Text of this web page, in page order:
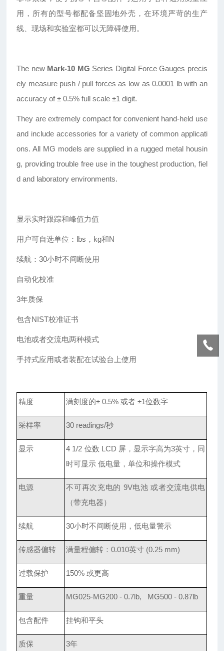
用，所有的型号都配备坚固地外壳，在环境严苛的生产
线、现场和实验室都可以无障碍使用。
The new Mark-10 MG Series Digital Force Gauges precis
ely measure push / pull forces as low as 0.0001 lb with an
accuracy of ± 0.5% full scale ±1 digit.
They are extremely compact for convenient hand-held use
and include accessories for a variety of common applicati
ons. All MG models are supplied in a rugged metal housin
g, providing trouble free use in the toughest production, fiel
d and laboratory environments.
显示实时跟踪和峰值力值
用户可自选单位：lbs，kg和N
续航：30小时不间断使用
自动化校准
3年质保
包含NIST校准证书
电池或者交流电两种模式
手持式应用或者装配在试验台上使用
精度 满刻度的± 0.5% 或者 ±1位数字
采样率 30 readings/秒
显示 4 1/2 位数 LCD 屏，显示字高为3英寸，同
时可显示 低电量，单位和操作模式
电源
不可再次充电的 9V电池 或者交流电供电
（带充电器）
续航 30小时不间断使用，低电量警示
传感器偏转 满量程偏转：0.010英寸 (0.25 mm)
过载保护 150%或更高
重量 MG025-MG200 - 0.7lb, MG500 - 0.87lb
包含配件 挂钩和平头
质保 3年